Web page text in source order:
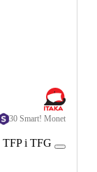
30 Smart! Monet
TFP i TFG